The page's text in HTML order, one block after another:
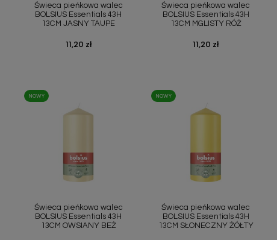
Świeca pieńkowa walec
BOLSIUS Essentials 43H
13CM JASNY TAUPE
Cena
11,20 zł
Świeca pieńkowa walec
BOLSIUS Essentials 43H
13CM MGLISTY RÓŻ
Cena
11,20 zł
Świeca pieńkowa walec
BOLSIUS Essentials 43H
13CM OWSIANY BEŻ
NOWY
Świeca pieńkowa walec
BOLSIUS Essentials 43H
13CM SŁONECZNY ŻÓŁTY
NOWY